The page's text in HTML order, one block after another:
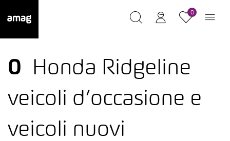
0
0
Honda Ridgeline
veicoli d’occasione e
veicoli nuovi